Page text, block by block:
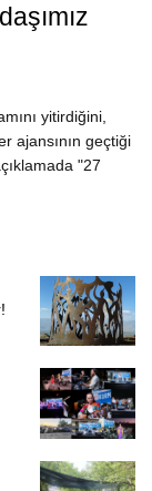
yitirdiğini,
ajansının geçtiği
"27